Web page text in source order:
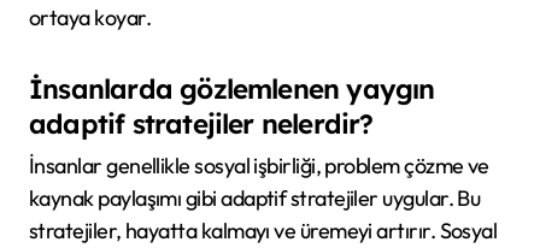
ortaya koyar.
İnsanlarda gözlemlenen yaygın
adaptif stratejiler nelerdir?
İnsanlar genellikle sosyal işbirliği, problem çözme ve
kaynak paylaşımı gibi adaptif stratejiler uygular. Bu
stratejiler, hayatta kalmayı ve üremeyi artırır. Sosyal